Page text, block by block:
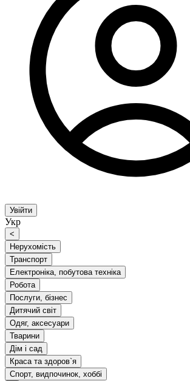
Увійти
Укр
<
Нерухомість
Транспорт
Електроніка, побутова техніка
Робота
Послуги, бізнес
Дитячий світ
Одяг, аксесуари
Тварини
Дім і сад
Краса та здоров`я
Спорт, видпочинок, хоббі